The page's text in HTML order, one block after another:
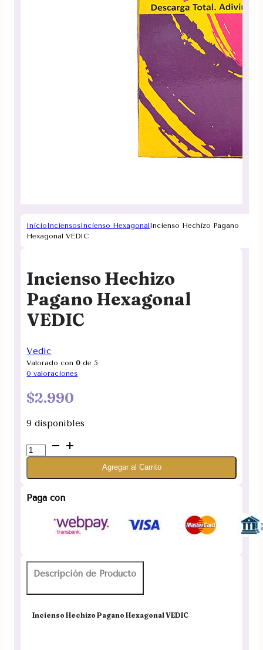
InicioInciensosIncienso HexagonalIncienso Hechizo Pagano
Hexagonal VEDIC
Incienso Hechizo
Pagano Hexagonal
VEDIC
Vedic
Valorado con0 de 5
0 valoraciones
$2.990
9 disponibles
Incienso
Hechizo
VEDIC
Agregar al Carrito
Paga con
Descripción de Producto
Incienso Hechizo Pagano Hexagonal VEDIC